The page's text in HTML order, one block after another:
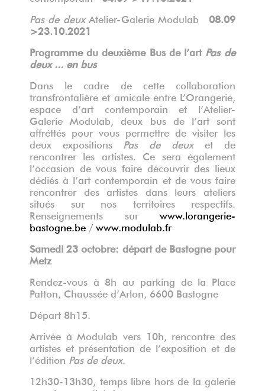
Pas de deux Atelier-Galerie Modulab 08.09
>23.10.2021
Programme du deuxième Bus de l’art Pas de
deux ... en bus
Dans le cadre de cette collaboration
transfrontalière et amicale entre L’Orangerie,
espace d’art contemporain et l’Atelier-
Galerie Modulab, deux bus de l’art sont
affréttés pour vous permettre de visiter les
deux expositions Pas de deuxet de
rencontrer les artistes. Ce sera également
l’occasion de vous faire découvrir des lieux
dédiés à l’art contemporain et de vous faire
rencontrer des artistes dans leurs ateliers
situés sur nos territoires respectifs.
Renseignements sur www.lorangerie-
bastogne.be / www.modulab.fr
Samedi 23 octobre: départ de Bastogne pour
Metz
Rendez-vous à 8h au parking de la Place
Patton, Chaussée d’Arlon, 6600 Bastogne
Départ 8h15.
Arrivée à Modulab vers 10h, rencontre des
artistes et présentation de l’exposition et de
l’édition Pas de deux.
12h30-13h30, temps libre hors de la galerie